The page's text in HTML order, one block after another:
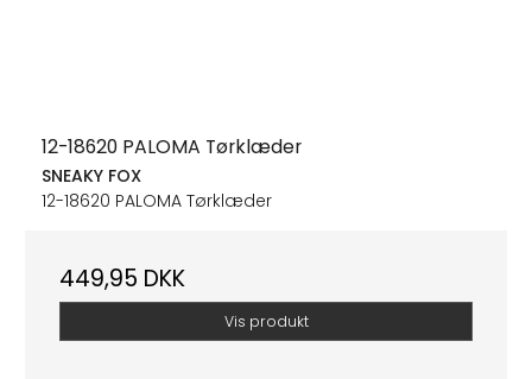
12-18620 PALOMA Tørklæder
SNEAKY FOX
12-18620 PALOMA Tørklæder
449,95 DKK
Vis produkt